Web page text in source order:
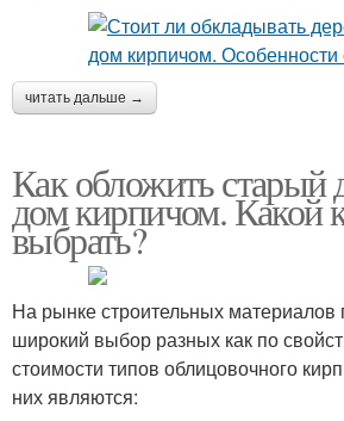
читать дальше →
Как обложить старый
дом кирпичом. Какой
выбрать?
На рынке строительных материалов
широкий выбор разных как по
стоимости типов облицовочного
них являются: